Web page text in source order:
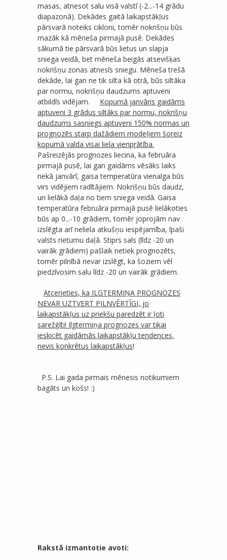
masas, atnesot salu visā valstī (-2...-14 grādu
diapazonā). Dekādes gaitā laikapstākļus
pārsvarā noteiks cikloni, tomēr nokrišņu būs
mazāk kā mēneša pirmajā pusē. Dekādes
sākumā tie pārsvarā būs lietus un slapja
sniega veidā, bet mēneša beigās atsevišķas
nokrišņu zonas atnesīs sniegu. Mēneša trešā
dekāde, lai gan ne tik silta kā otrā, būs siltāka
par normu, nokrišņu daudzums aptuveni
atbildīs vidējam. Kopumā janvāris gaidāms
aptuveni 3 grādus siltāks par normu, nokrišņu
daudzums sasniegs aptuveni 150% normas un
prognozēs starp dažādiem modeļiem šoreiz
kopumā valda visai liela vienprātība.
Pašreizējās prognozes liecina, ka februāra
pirmajā pusē, lai gan gaidāms vēsāks laiks
nekā janvārī, gaisa temperatūra vienalga būs
virs vidējiem radītājiem. Nokrišņu būs daudz,
un lielākā daļa no tiem sniega veidā. Gaisa
temperatūra februāra pirmajā pusē lielākoties
būs ap 0...-10 grādiem, tomēr joprojām nav
izslēgta arī neliela atkušņu iespējamība, īpaši
valsts rietumu daļā. Stiprs sals (līdz -20 un
vairāk grādiem) pašlaik netiek prognozēts,
tomēr pilnībā nevar izslēgt, ka šoziem vēl
piedzīvosim salu līdz -20 un vairāk grādiem.
Atcerieties, ka ILGTERMIŅA PROGNOZES
NEVAR UZTVERT PILNVĒRTĪGI, jo
laikapstākļus uz priekšu paredzēt ir ļoti
sarežģīti! Ilgtermiņa prognozes var tikai
ieskicēt gaidāmās laikapstākļu tendences,
nevis konkrētus laikapstākļus!
P.S. Lai gada pirmais mēnesis notikumiem
bagāts un košs! :)
Rakstā izmantotie avoti: